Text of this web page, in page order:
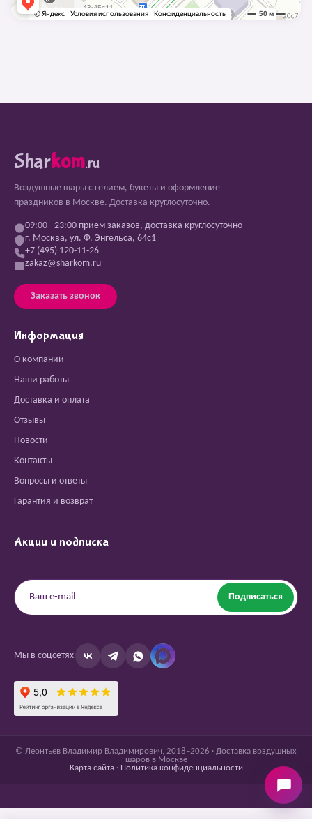
Sharkom.ru
Воздушные шары с гелием, букеты и оформление
праздников в Москве. Доставка круглосуточно.
09:00 - 23:00 прием заказов, доставка круглосуточно
г. Москва, ул. Ф. Энгельса, 64с1
+7 (495) 120-11-26
zakaz@sharkom.ru
Заказать звонок
Информация
О компании
Наши работы
Доставка и оплата
Отзывы
Новости
Контакты
Вопросы и ответы
Гарантия и возврат
Акции и подписка
Подписаться
Мы в соцсетях
© Леонтьев Владимир Владимирович, 2018–2026 · Доставка воздушных
шаров в Москве
Карта сайта· Политика конфиденциальности